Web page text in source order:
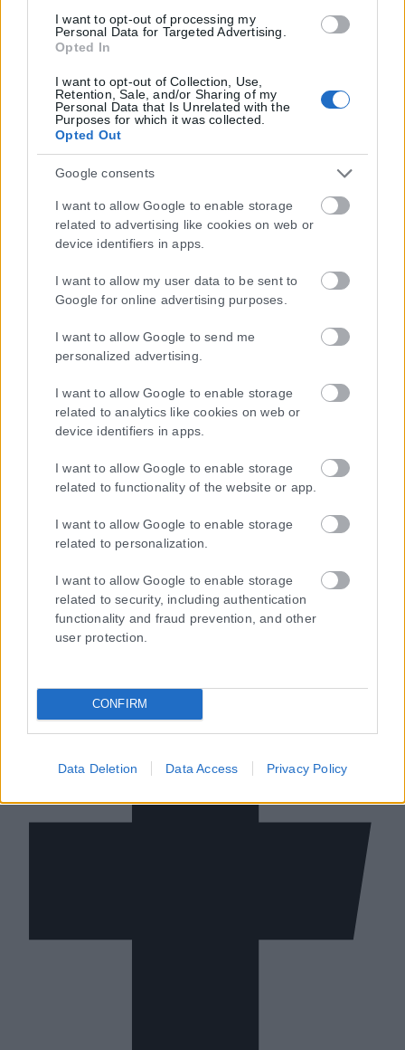
I want to opt-out of processing my
Personal Data for Targeted Advertising.
Opted In
I want to opt-out of Collection, Use,
Retention, Sale, and/or Sharing of my
Personal Data that Is Unrelated with the
Purposes for which it was collected.
Opted Out
Google consents
I want to allow Google to enable storage
related to advertising like cookies on web or
device identifiers in apps.
I want to allow my user data to be sent to
Google for online advertising purposes.
I want to allow Google to send me
personalized advertising.
I want to allow Google to enable storage
related to analytics like cookies on web or
device identifiers in apps.
I want to allow Google to enable storage
related to functionality of the website or app.
I want to allow Google to enable storage
related to personalization.
I want to allow Google to enable storage
related to security, including authentication
functionality and fraud prevention, and other
user protection.
CONFIRM
Data Deletion Data Access Privacy Policy
ΕΝΗΜΕΡΩΣΟΥ ΠΡΩΤΟΣ
Εγγραφή στο Newsletter
Ταυτότητα
Όροι Χρήσης – Πολιτική Απορρήτου
© 2026 Karfitsa